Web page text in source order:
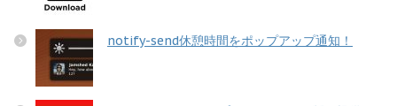
notify-send休憩時間をポップアップ通知！